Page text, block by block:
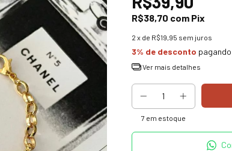
R$38,70 com Pix
2 x de R$19,95 sem juros
3% de desconto
Ver mais detalhes
7 em estoque